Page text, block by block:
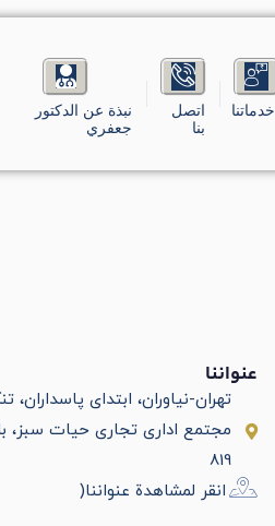
خدماتنا
اتصل
بنا
نبذة عن الدكتور
جعفري
عنواننا
تهران-نیاوران، ابتدای پاسداران،
819
انقر لمشاهدة عنواننا(